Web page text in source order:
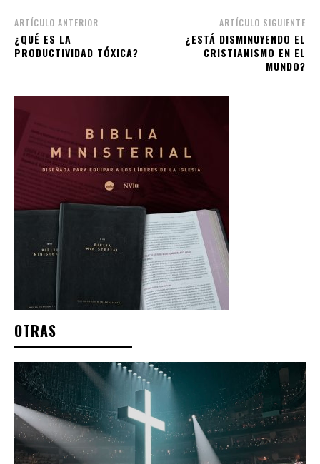
ARTÍCULO ANTERIOR
¿QUÉ ES LA
PRODUCTIVIDAD TÓXICA?
ARTÍCULO SIGUIENTE
¿ESTÁ DISMINUYENDO EL
CRISTIANISMO EN EL
MUNDO?
OTRAS